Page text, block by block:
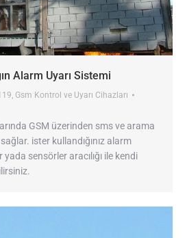
Alarm Uyarı Sistemi
, Gsm Kontrol ve Uyarı Cihazları
GSM üzerinden sms ve arama
ister kullandığınız alarm
sensörler aracılığı ile kendi